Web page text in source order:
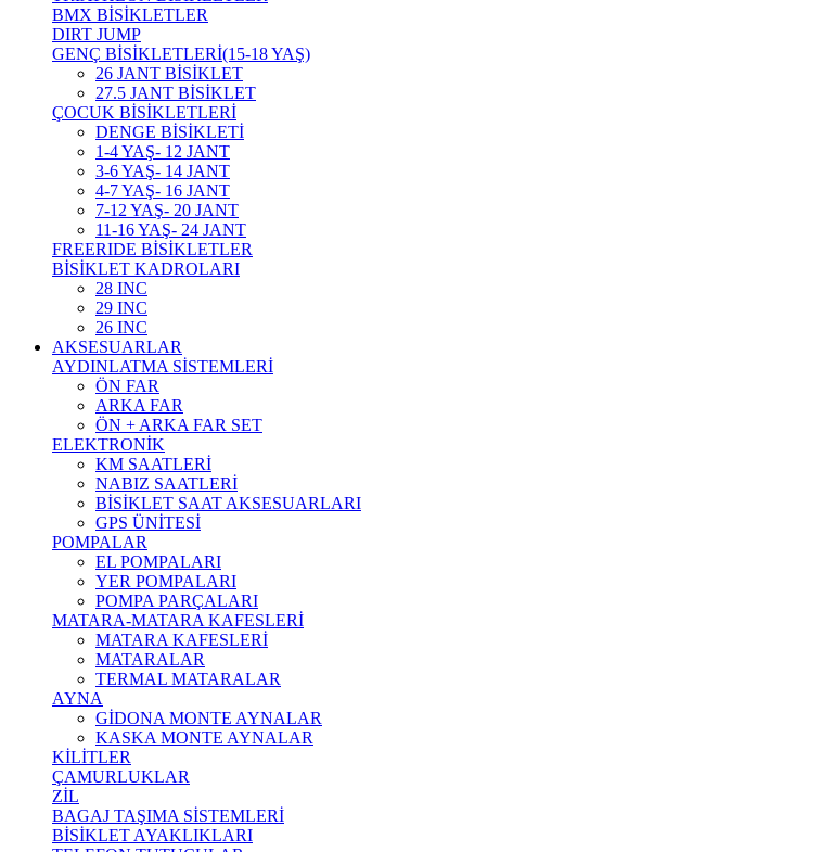
BMX BİSİKLETLER
DIRT JUMP
GENÇ BİSİKLETLERİ(15-18 YAŞ)
26 JANT BİSİKLET
27.5 JANT BİSİKLET
ÇOCUK BİSİKLETLERİ
DENGE BİSİKLETİ
1-4 YAŞ- 12 JANT
3-6 YAŞ- 14 JANT
4-7 YAŞ- 16 JANT
7-12 YAŞ- 20 JANT
11-16 YAŞ- 24 JANT
FREERIDE BİSİKLETLER
BİSİKLET KADROLARI
28 INC
29 INC
26 INC
AKSESUARLAR
AYDINLATMA SİSTEMLERİ
ÖN FAR
ARKA FAR
ÖN + ARKA FAR SET
ELEKTRONİK
KM SAATLERİ
NABIZ SAATLERİ
BİSİKLET SAAT AKSESUARLARI
GPS ÜNİTESİ
POMPALAR
EL POMPALARI
YER POMPALARI
POMPA PARÇALARI
MATARA-MATARA KAFESLERİ
MATARA KAFESLERİ
MATARALAR
TERMAL MATARALAR
AYNA
GİDONA MONTE AYNALAR
KASKA MONTE AYNALAR
KİLİTLER
ÇAMURLUKLAR
ZİL
BAGAJ TAŞIMA SİSTEMLERİ
BİSİKLET AYAKLIKLARI